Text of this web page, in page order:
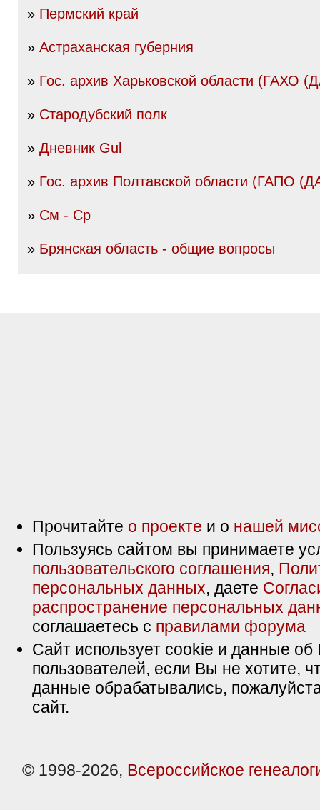
» Пермский край
» Астраханская губерния
» Гос. архив Харьковской области (ГАХО
» Стародубский полк
» Дневник Gul
» Гос. архив Полтавской области (ГАПО
» См - Ср
» Брянская область - общие вопросы
Прочитайте о проекте и о нашей
Пользуясь сайтом вы принимаете
пользовательского соглашения,
персональных данных, даете
распространение персональных
соглашаетесь с правилами форума
Сайт использует cookie и данные об
пользователей, если Вы не хотите,
данные обрабатывались,
сайт.
© 1998-2026, Всероссийское